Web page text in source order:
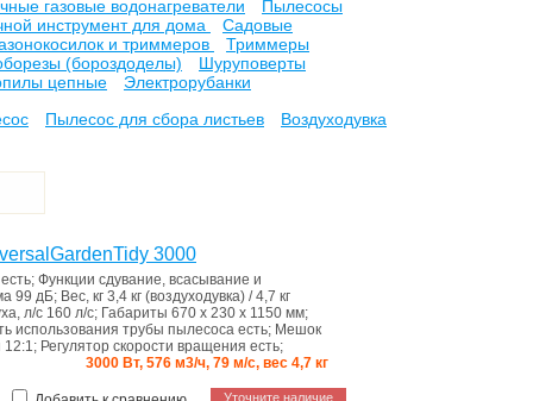
газовые водонагреватели
Пылесосы
инструмент для дома
Садовые
и триммеров
Триммеры
(бороздоделы)
Шуруповерты
цепные
Электрорубанки
Пылесос для сбора листьев
Воздуходувка
3000
есть; Функции сдувание, всасывание и
99 дБ; Вес, кг 3,4 кг (воздуходувка) / 4,7 кг
л/с 160 л/с; Габариты 670 x 230 x 1150 мм;
использования трубы пылесоса есть; Мешок
12:1; Регулятор скорости вращения есть;
3000 Вт, 576 м3/ч, 79 м/с, вес 4,7 кг
Уточните наличие